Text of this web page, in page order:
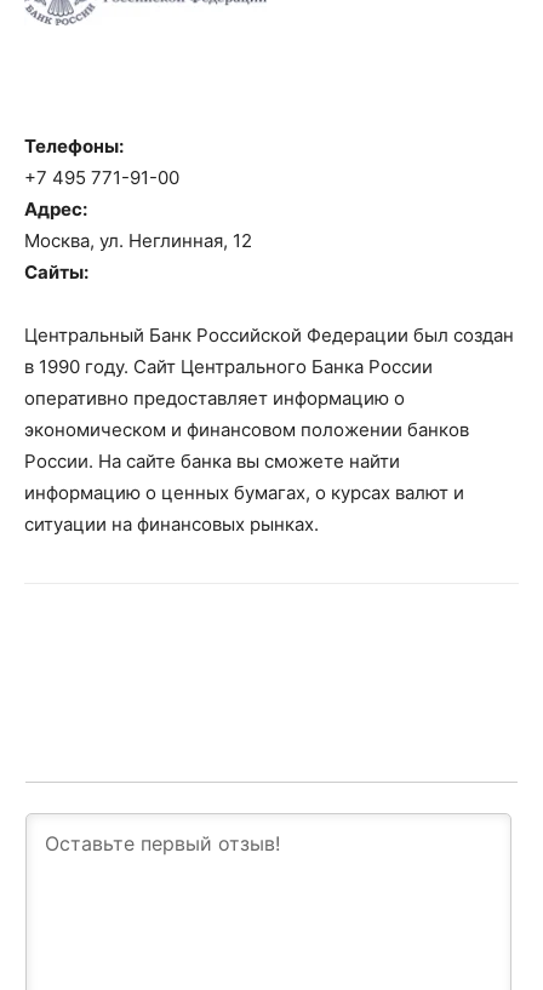
Телефоны:
+7 495 771-91-00
Адрес:
Москва, ул. Неглинная, 12
Сайты:
Центральный Банк Российской Федерации был создан
в 1990 году. Сайт Центрального Банка России
оперативно предоставляет информацию о
экономическом и финансовом положении банков
России. На сайте банка вы сможете найти
информацию о ценных бумагах, о курсах валют и
ситуации на финансовых рынках.